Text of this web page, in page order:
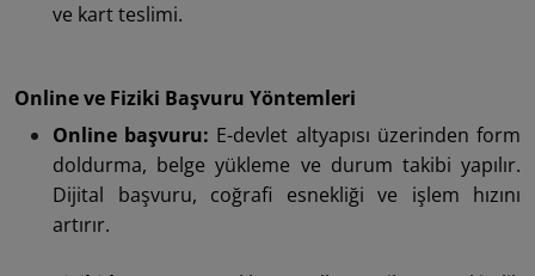
ve kart teslimi.
Online ve Fiziki Başvuru Yöntemleri
Online başvuru: E-devlet altyapısı üzerinden form
doldurma, belge yükleme ve durum takibi yapılır.
Dijital başvuru, coğrafi esnekliği ve işlem hızını
artırır.